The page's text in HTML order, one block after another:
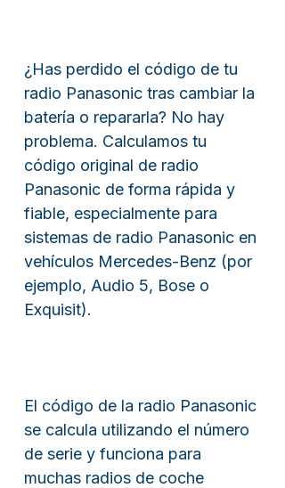
¿Has perdido el código de tu
radio Panasonic tras cambiar la
batería o repararla? No hay
problema. Calculamos tu
código original de radio
Panasonic de forma rápida y
fiable, especialmente para
sistemas de radio Panasonic en
vehículos Mercedes-Benz (por
ejemplo, Audio 5, Bose o
Exquisit).
El código de la radio Panasonic
se calcula utilizando el número
de serie y funciona para
muchas radios de coche